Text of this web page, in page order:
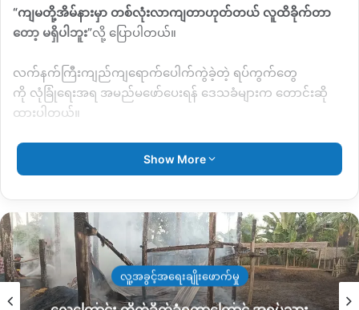
“ကျမတို့အိမ်နားမှာ တစ်လုံးလာကျတာဟုတ်တယ် လူထိခိုက်တာ
တော့ မရှိပါဘူး”လို့ ပြောပါတယ်။
လက်နက်ကြီးကျည်ကျရောက်ပေါက်ကွဲခဲ့တဲ့ ရပ်ကွက်တွေ
ကို လုံခြုံရေးအရ အမည်မဖော်ပေးရန် ဒေသခံများက တောင်းဆို
ထားပါတယ်။
ဒေသခံတွေရဲ့ပြောဆိုချက်အရ စစ်ကောင်စီတပ်ဟာ
တဲ့ ဇူလိုင်လ ၂၃ ရက်နေ့ မိုးညှင်းကာကွယ်ရေးတပ်တွေ မြို့တွင်းထဲ
ညှင်းကာကွယ်ရေးတပ်ဘက်က တင်လာခဲ့တဲ့
နောက်ပိုင်း
မြို့တွင်း မြို့ပြင် လမ်းသွားလမ်းလာပြည်သူများကို
လည်း စစ်ဆေးရေးတွေလည်း ပိုတင်းကြပ်လာတယ်လို့ ဆိုပါတယ်။
ဒါ့အပြင် ဩဂုတ်လ ၆ ရက် ညနေ ၄ နာရီဝန်းကျင်မှာလည်း မိုး
Show More
လူ့အခွင့်အရေးချိုးဖောက်မှု